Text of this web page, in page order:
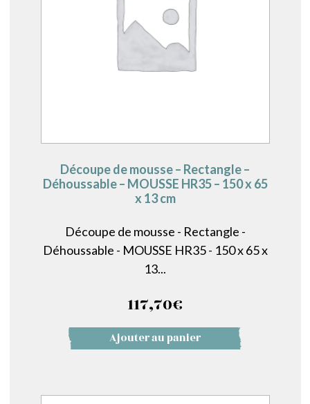
Découpe de mousse – Rectangle –
Déhoussable – MOUSSE HR35 – 150 x 65
x 13 cm
Découpe de mousse - Rectangle -
Déhoussable - MOUSSE HR35 - 150 x 65 x
13...
117,70€
Ajouter au panier